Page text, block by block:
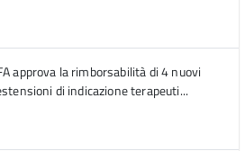
approva la rimborsabilità di 4 nuovi
di indicazione terapeuti...